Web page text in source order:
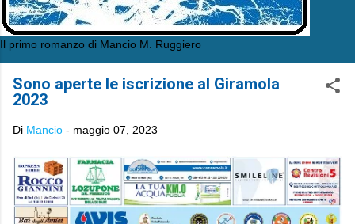
Il primo romanzo di Mancio M. Ruggiero
Sono aperte le iscrizione al Giramola
2023
Di Mancio - maggio 07, 2023